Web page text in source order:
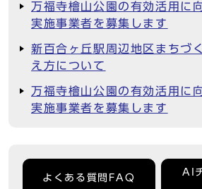
万福寺檜山公園の有効活用に
実施事業者を募集します
新百合ヶ丘駅周辺地区まちづ
え方について
万福寺檜山公園の有効活用に
実施事業者を募集します
よくある質問FAQ
AI